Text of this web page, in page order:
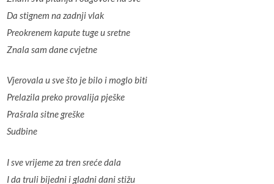
Da stignem na zadnji vlak
Preokrenem kapute tuge u sretne
Znala sam dane cvjetne
Vjerovala u sve što je bilo i moglo biti
Prelazila preko provalija pješke
Prašrala sitne greške
Sudbine
I sve vrijeme za tren sreće dala
I da truli bijedni i gladni dani stižu